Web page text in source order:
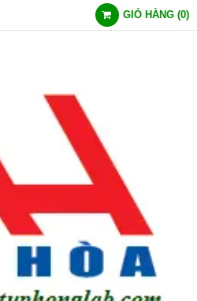
GIỎ HÀNG (0)